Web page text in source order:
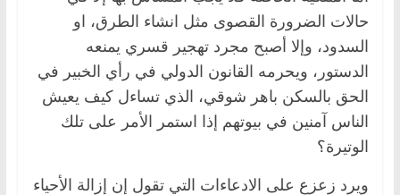
حالات الضرورة القصوى مثل انشاء الطرق، او
السدود، وإلا أصبح مجرد تهجير قسري يمنعه
الدستور، ويحرمه القانون الدولي في رأي الخبير في
الحق بالسكن باهر شوقي، الذي تساءل كيف يعيش
الناس آمنين في بيوتهم إذا استمر الأمر على تلك
الوتيرة؟
ويرد زعزع على الادعاءات التي تقول إن إزالة الأحياء